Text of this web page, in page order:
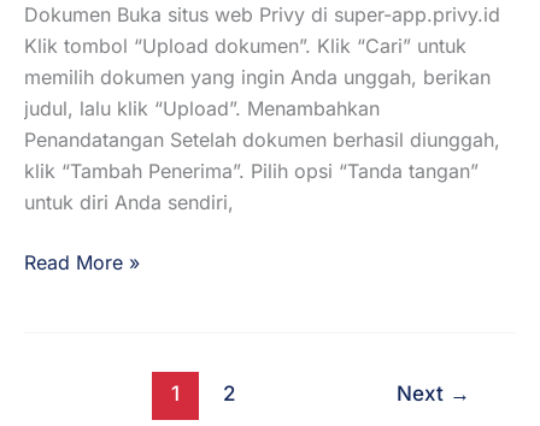
Dokumen Buka situs web Privy di super-app.privy.id
Klik tombol “Upload dokumen”. Klik “Cari” untuk
memilih dokumen yang ingin Anda unggah, berikan
judul, lalu klik “Upload”. Menambahkan
Penandatangan Setelah dokumen berhasil diunggah,
klik “Tambah Penerima”. Pilih opsi “Tanda tangan”
untuk diri Anda sendiri,
Read More »
1 2 Next →